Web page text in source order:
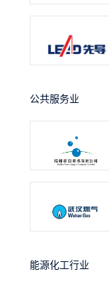
公共服务业
能源化工行业